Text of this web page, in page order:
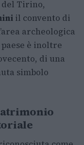
del Tirino,
il convento di
archeologica
è inoltre
di una
simbolo